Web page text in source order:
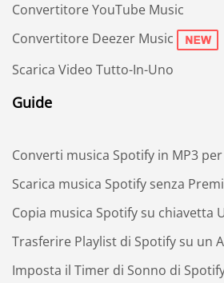
Convertitore YouTube Music
Convertitore Deezer Music
Scarica Video Tutto-In-Uno
Guide
Converti musica Spotify in MP3
Scarica musica Spotify senza
Copia musica Spotify su chiavetta
Trasferire Playlist di Spotify su un
Imposta il Timer di Sonno di